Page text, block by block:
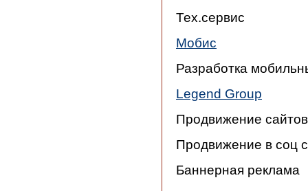
Тех.сервис
Мобис
Разработка
Legend Group
Продвижение сайтов
Продвижение в соц
Баннерная реклама